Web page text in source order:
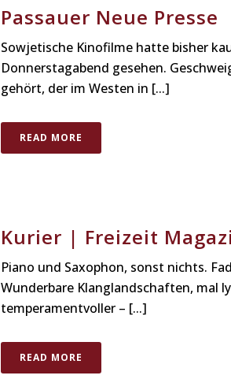
Passauer Neue Presse
Sowjetische Kinofilme hatte bisher
Donnerstagabend gesehen.
gehört, der im Westen in [...]
READ MORE
Kurier | Freizeit
Piano und Saxophon, sonst nichts.
Wunderbare Klanglandschaften, mal
temperamentvoller – [...]
READ MORE